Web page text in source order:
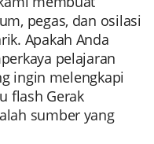
pegas, dan osilasi
Apakah Anda
pelajaran
ingin melengkapi
flash Gerak
sumber yang